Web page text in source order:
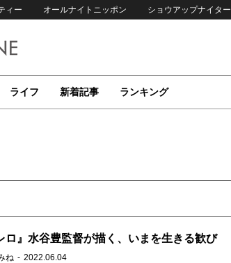
ィー オールナイトニッポン ショウアップナイター
ライフ 新着記事 ランキング
ロ』水谷豊監督が描く、いまを生きる歓び
ね 2022.06.04